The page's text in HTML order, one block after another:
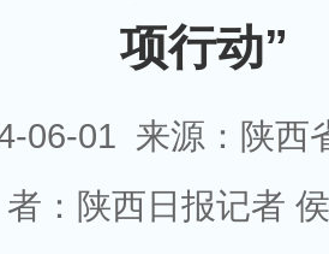
项行动”
06-01 来源：陕西
者：陕西日报记者